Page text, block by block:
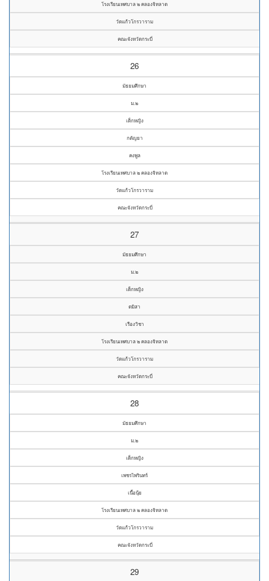
โรงเรียนเทศบาล ๒ คลองจิหลาด
วัดแก้วโกรวาราม
คณะจังหวัดกระบี่
26
มัธยมศึกษา
ม.๒
เด็กหญิง
กตัญยา
คงพูล
โรงเรียนเทศบาล ๒ คลองจิหลาด
วัดแก้วโกรวาราม
คณะจังหวัดกระบี่
27
มัธยมศึกษา
ม.๒
เด็กหญิง
ดมิสา
เรืองวิชา
โรงเรียนเทศบาล ๒ คลองจิหลาด
วัดแก้วโกรวาราม
คณะจังหวัดกระบี่
28
มัธยมศึกษา
ม.๒
เด็กหญิง
เพชรไพรินทร์
เนื้อนุ้ย
โรงเรียนเทศบาล ๒ คลองจิหลาด
วัดแก้วโกรวาราม
คณะจังหวัดกระบี่
29